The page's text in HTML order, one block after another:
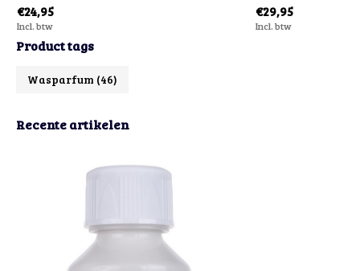
€24,95
Incl. btw
€29,95
Incl. btw
Product tags
Wasparfum (46)
Recente artikelen